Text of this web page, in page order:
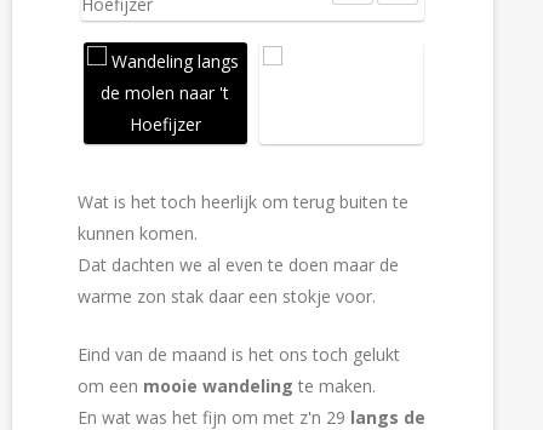
Wat is het toch heerlijk om terug buiten te
kunnen komen.
Dat dachten we al even te doen maar de
warme zon stak daar een stokje voor.
Eind van de maand is het ons toch gelukt
om een mooie wandeling te maken.
En wat was het fijn om met z'n 29 langs de